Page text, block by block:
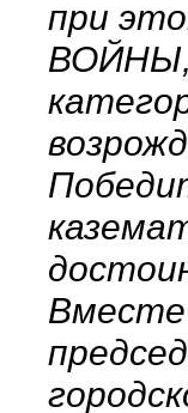
при
ВОЙНЫ,
Вместе